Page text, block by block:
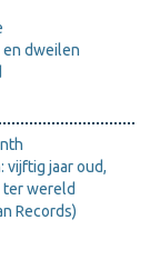
dweilen
vijftig jaar oud,
ter wereld
Records)